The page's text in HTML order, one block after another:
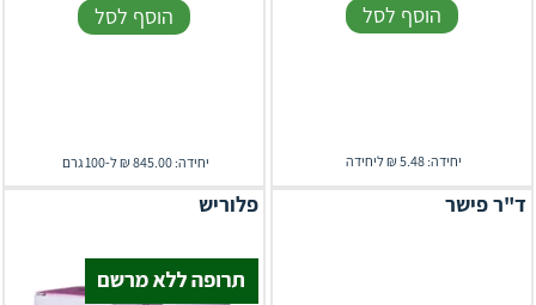
הוסף לסל
יחידה: 5.48 ₪ ליחידה
הוסף לסל
יחידה: 845.00 ₪ ל-100 גרם
ד"ר פישר פלוריש